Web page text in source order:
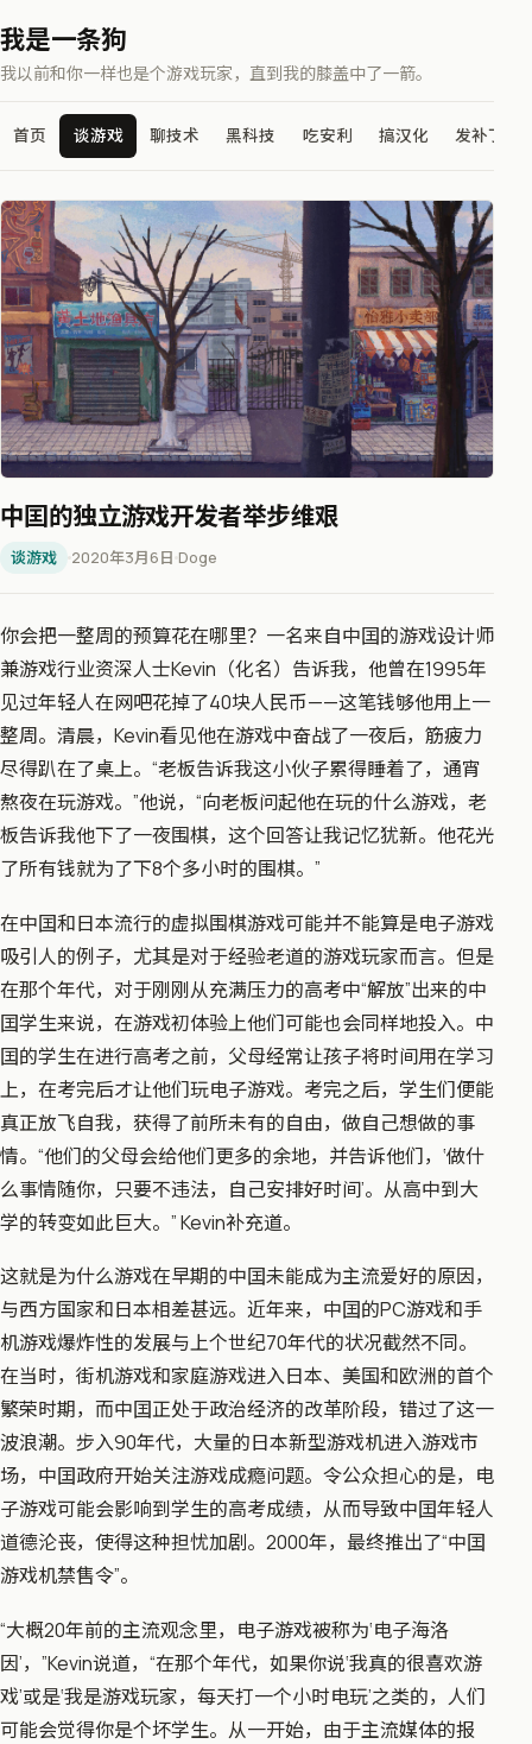
我是一条狗
我以前和你一样也是个游戏玩家，直到我的膝盖中了一箭。
首页 谈游戏 聊技术 黑科技 吃安利 搞汉化 发补丁
中囯的独立游戏开发者举步维艰
谈游戏 2020年3月6日 Doge
你会把一整周的预算花在哪里？一名来自中囯的游戏设计师
兼游戏行业资深人士Kevin（化名）告诉我，他曾在1995年
见过年轻人在网吧花掉了40块人民币——这笔钱够他用上一
整周。清晨，Kevin看见他在游戏中奋战了一夜后，筋疲力
尽得趴在了桌上。“老板告诉我这小伙子累得睡着了，通宵
熬夜在玩游戏。”他说，“向老板问起他在玩的什么游戏，老
板告诉我他下了一夜围棋，这个回答让我记忆犹新。他花光
了所有钱就为了下8个多小时的围棋。”
在中囯和日本流行的虚拟围棋游戏可能并不能算是电子游戏
吸引人的例子，尤其是对于经验老道的游戏玩家而言。但是
在那个年代，对于刚刚从充满压力的高考中“解放”出来的中
囯学生来说，在游戏初体验上他们可能也会同样地投入。中
囯的学生在进行高考之前，父母经常让孩子将时间用在学习
上，在考完后才让他们玩电子游戏。考完之后，学生们便能
真正放飞自我，获得了前所未有的自由，做自己想做的事
情。“他们的父母会给他们更多的余地，并告诉他们，‘做什
么事情随你，只要不违法，自己安排好时间’。从高中到大
学的转变如此巨大。” Kevin补充道。
这就是为什么游戏在早期的中囯未能成为主流爱好的原因，
与西方国家和日本相差甚远。近年来，中囯的PC游戏和手
机游戏爆炸性的发展与上个世纪70年代的状况截然不同。
在当时，街机游戏和家庭游戏进入日本、美国和欧洲的首个
繁荣时期，而中囯正处于政治经济的改革阶段，错过了这一
波浪潮。步入90年代，大量的日本新型游戏机进入游戏市
场，中囯政府开始关注游戏成瘾问题。令公众担心的是，电
子游戏可能会影响到学生的高考成绩，从而导致中囯年轻人
道德沦丧，使得这种担忧加剧。2000年，最终推出了“中囯
游戏机禁售令”。
“大概20年前的主流观念里，电子游戏被称为‘电子海洛
因’，”Kevin说道，“在那个年代，如果你说‘我真的很喜欢游
戏’或是‘我是游戏玩家，每天打一个小时电玩’之类的，人们
可能会觉得你是个坏学生。从一开始，由于主流媒体的报